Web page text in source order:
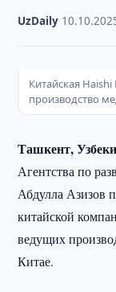
UzDaily
Китайская
производство
Ташкент,
Агентства по
Абдулла Азизов
китайской
ведущих
Китае.